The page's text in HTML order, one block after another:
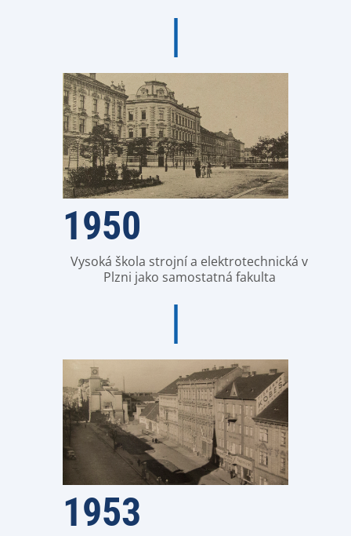
1950
Vysoká škola strojní a elektrotechnická v
Plzni jako samostatná fakulta
1953